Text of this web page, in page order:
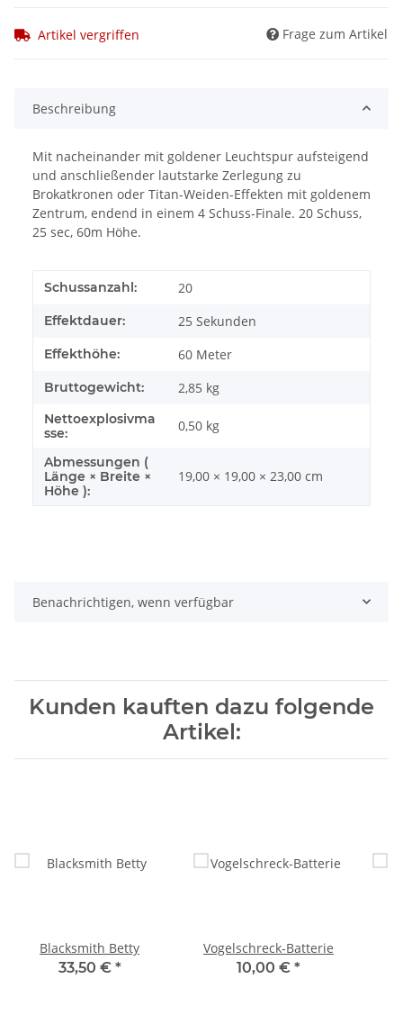
Artikel vergriffen Frage zum Artikel
Beschreibung
Mit nacheinander mit goldener Leuchtspur aufsteigend
und anschließender lautstarke Zerlegung zu
Brokatkronen oder Titan-Weiden-Effekten mit goldenem
Zentrum, endend in einem 4 Schuss-Finale. 20 Schuss,
25 sec, 60m Höhe.
Schussanzahl: 20
Effektdauer: 25 Sekunden
Effekthöhe: 60 Meter
Bruttogewicht: 2,85 kg
Nettoexplosivma
sse:
0,50 kg
Abmessungen (
Länge × Breite ×
Höhe ):
19,00 × 19,00 × 23,00 cm
Benachrichtigen, wenn verfügbar
Kunden kauften dazu folgende
Artikel:
Blacksmith Betty
33,50 € *
Vogelschreck-Batterie
10,00 € *